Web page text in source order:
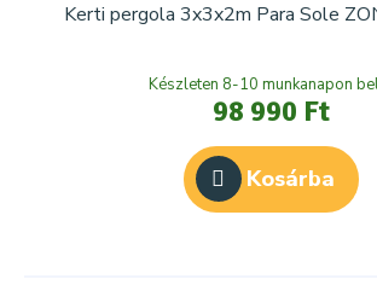
Kerti pergola 3x3x2m
Készleten 8-10 munkanapon
98 990 Ft
Kosárba